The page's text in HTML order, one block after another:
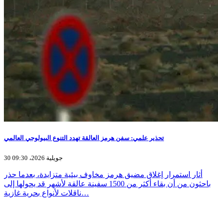
تحذير علمي: سفن هرمز العالقة تهدد التنوع البيولوجي العالمي
30 جويلية 2026، 09:30
أثار استمرار إغلاق مضيق هرمز مخاوف بيئية متزايدة، بعدما حذر
باحثون من أن بقاء أكثر من 1500 سفينة عالقة لأشهر قد يحولها إلى
ناقلات لأنواع بحرية غازية…